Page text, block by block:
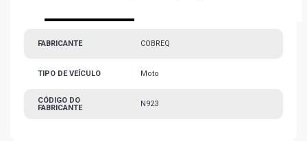
FABRICANTE COBREQ
TIPO DE VEÍCULO Moto
CÓDIGO DO
FABRICANTE
N923